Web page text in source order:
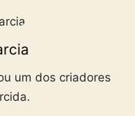
um dos criadores